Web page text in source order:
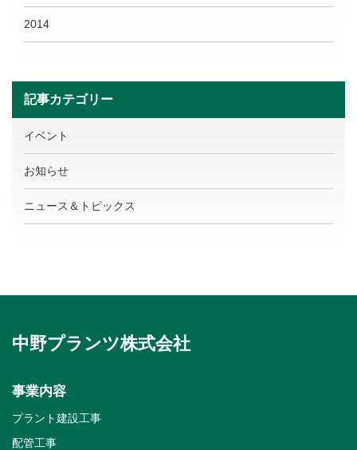
2014
記事カテゴリー
イベント
お知らせ
ニュース＆トピックス
中野プランツ株式会社
事業内容
プラント建設工事
配管工事